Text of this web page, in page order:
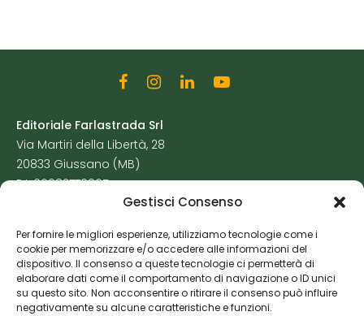
Gestisci Consenso
Per fornire le migliori esperienze, utilizziamo tecnologie come i
cookie per memorizzare e/o accedere alle informazioni del
dispositivo. Il consenso a queste tecnologie ci permetterà di
elaborare dati come il comportamento di navigazione o ID unici
su questo sito. Non acconsentire o ritirare il consenso può influire
negativamente su alcune caratteristiche e funzioni.
Editoriale Farlastrada Srl
Via Martiri della Libertà, 28
20833 Giussano (MB)
P.I. 06982770965
Cookie Policy
Risorse Aggiuntive